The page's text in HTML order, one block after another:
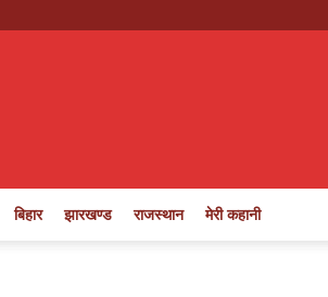
बिहार झारखण्ड राजस्थान मेरी कहानी